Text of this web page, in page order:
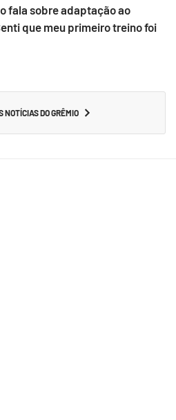
fala sobre adaptação ao
que meu primeiro treino foi
NOTÍCIAS DO GRÊMIO